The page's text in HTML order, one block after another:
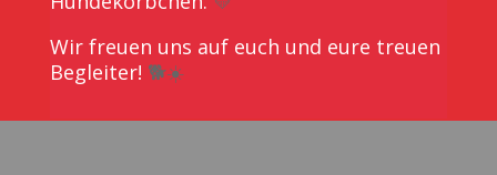
Wir freuen uns auf euch und eure treuen
Begleiter! 🐕☀️